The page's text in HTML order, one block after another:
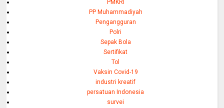
PMKRI
PP Muhammadiyah
Pengangguran
Polri
Sepak Bola
Sertifikat
Tol
Vaksin Covid-19
industri kreatif
persatuan Indonesia
survei